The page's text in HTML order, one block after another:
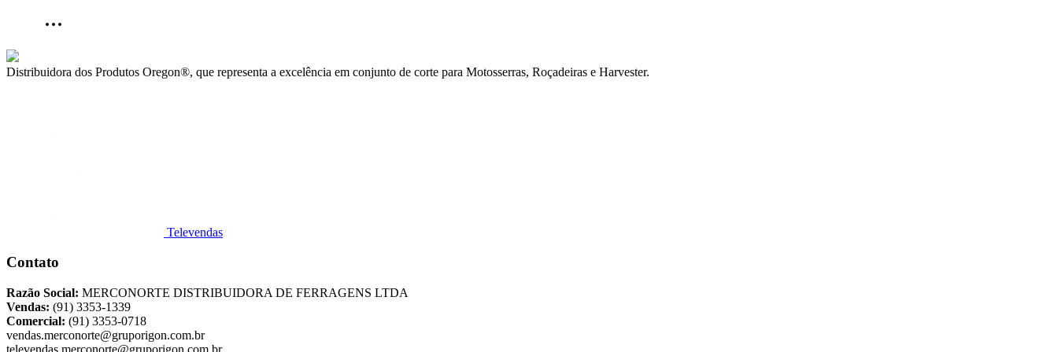
Distribuidora dos Produtos Oregon®, que representa a excelência em conjunto de corte para Motosserras, Roçadeiras e Harvester.
Televendas
Contato
Razão Social: MERCONORTE DISTRIBUIDORA DE FERRAGENS LTDA
Vendas: (91) 3353-1339
Comercial: (91) 3353-0718
vendas.merconorte@gruporigon.com.br
televendas.merconorte@gruporigon.com.br